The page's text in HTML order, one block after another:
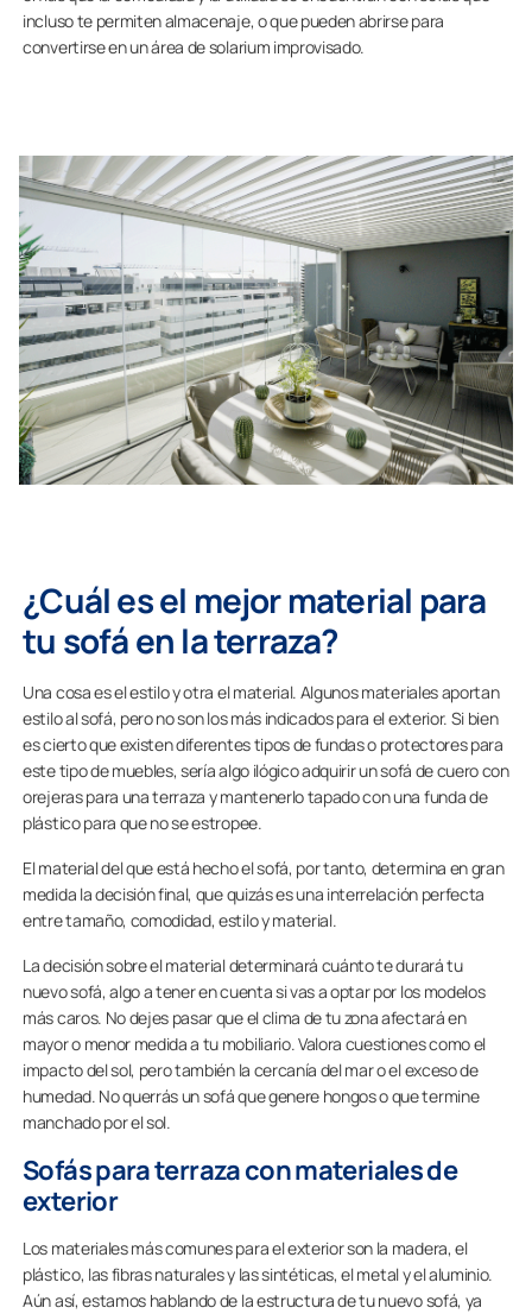
incluso te permiten almacenaje, o que pueden abrirse para
convertirse en un área de solarium improvisado.
¿Cuál es el mejor material para
tu sofá en la terraza?
Una cosa es el estilo y otra el material. Algunos materiales aportan
estilo al sofá, pero no son los más indicados para el exterior. Si bien
es cierto que existen diferentes tipos de fundas o protectores para
este tipo de muebles, sería algo ilógico adquirir un sofá de cuero con
orejeras para una terraza y mantenerlo tapado con una funda de
plástico para que no se estropee.
El material del que está hecho el sofá, por tanto, determina en gran
medida la decisión final, que quizás es una interrelación perfecta
entre tamaño, comodidad, estilo y material.
La decisión sobre el material determinará cuánto te durará tu
nuevo sofá, algo a tener en cuenta si vas a optar por los modelos
más caros. No dejes pasar que el clima de tu zona afectará en
mayor o menor medida a tu mobiliario. Valora cuestiones como el
impacto del sol, pero también la cercanía del mar o el exceso de
humedad. No querrás un sofá que genere hongos o que termine
manchado por el sol.
Sofás para terraza con materiales de
exterior
Los materiales más comunes para el exterior son la madera, el
plástico, las fibras naturales y las sintéticas, el metal y el aluminio.
Aún así, estamos hablando de la estructura de tu nuevo sofá, ya